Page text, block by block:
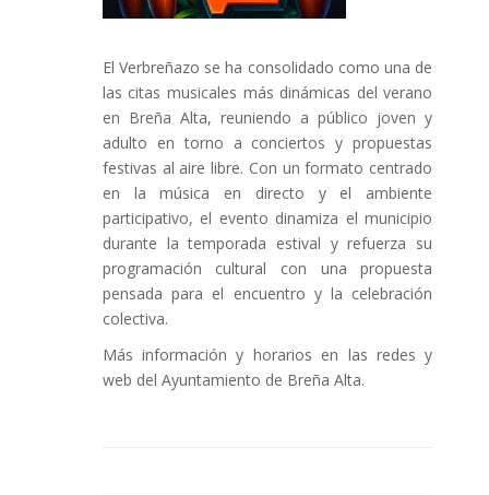
El Verbreñazo se ha consolidado como una de
las citas musicales más dinámicas del verano
en Breña Alta, reuniendo a público joven y
adulto en torno a conciertos y propuestas
festivas al aire libre. Con un formato centrado
en la música en directo y el ambiente
participativo, el evento dinamiza el municipio
durante la temporada estival y refuerza su
programación cultural con una propuesta
pensada para el encuentro y la celebración
colectiva.
Más información y horarios en las redes y
web del Ayuntamiento de Breña Alta.